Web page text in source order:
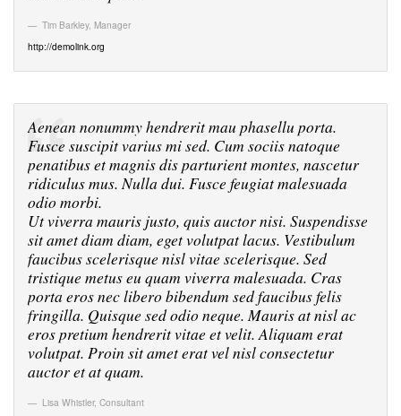
Tim Barkley, Manager
http://demolink.org
Aenean nonummy hendrerit mau phasellu porta.
Fusce suscipit varius mi sed. Cum sociis natoque
penatibus et magnis dis parturient montes, nascetur
ridiculus mus. Nulla dui. Fusce feugiat malesuada
odio morbi.
Ut viverra mauris justo, quis auctor nisi. Suspendisse
sit amet diam diam, eget volutpat lacus. Vestibulum
faucibus scelerisque nisl vitae scelerisque. Sed
tristique metus eu quam viverra malesuada. Cras
porta eros nec libero bibendum sed faucibus felis
fringilla. Quisque sed odio neque. Mauris at nisl ac
eros pretium hendrerit vitae et velit. Aliquam erat
volutpat. Proin sit amet erat vel nisl consectetur
auctor et at quam.
Lisa Whistler, Consultant